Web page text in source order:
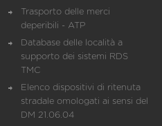
Trasporto delle merci
deperibili - ATP
Database delle località a
supporto dei sistemi RDS
TMC
Elenco dispositivi di ritenuta
stradale omologati ai sensi del
DM 21.06.04